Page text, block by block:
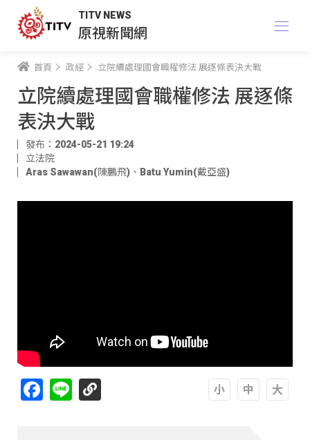
TITV NEWS
原視新聞網
首頁 政經 立院續處理國會職權修法 展逐條表決大戰
立院續處理國會職權修法 展逐條
表決大戰
發布：2024-05-21 19:24
立法院
Aras Sawawan(陳鵬飛) 、 Batu Yumin(戴亞盛)
Facebook
Line